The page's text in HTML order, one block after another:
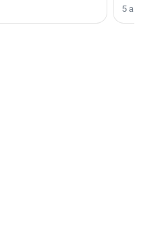
5